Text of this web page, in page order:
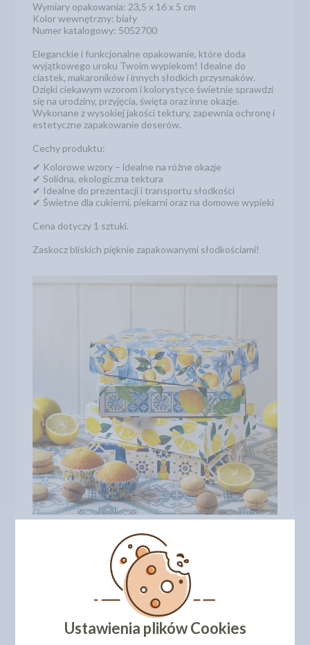
Wymiary opakowania: 23,5 x 16 x 5 cm
Kolor wewnętrzny: biały
Numer katalogowy: 5052700
Eleganckie i funkcjonalne opakowanie, które doda
wyjątkowego uroku Twoim wypiekom! Idealne do
ciastek, makaroników i innych słodkich przysmaków.
Dzięki ciekawym wzorom i kolorystyce świetnie sprawdzi
się na urodziny, przyjęcia, święta oraz inne okazje.
Wykonane z wysokiej jakości tektury, zapewnia ochronę i
estetyczne zapakowanie deserów.
Cechy produktu:
✔ Kolorowe wzory – idealne na różne okazje
✔ Solidna, ekologiczna tektura
✔ Idealne do prezentacji i transportu słodkości
✔ Świetne dla cukierni, piekarni oraz na domowe wypieki
Cena dotyczy 1 sztuki.
Zaskocz bliskich pięknie zapakowanymi słodkościami!
Ustawienia plików Cookies